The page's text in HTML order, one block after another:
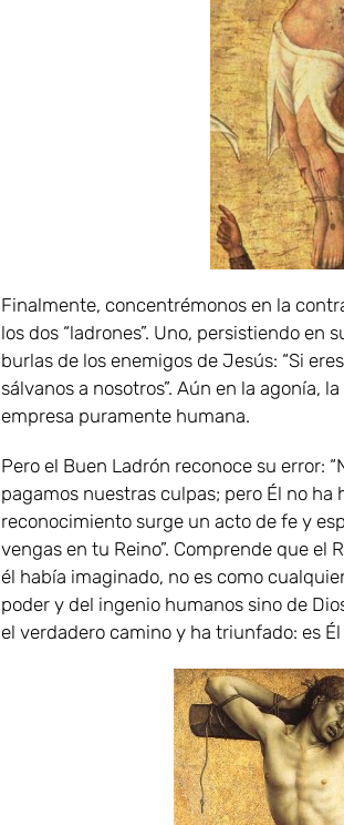
Finalmente, concentrémonos en la
los dos “ladrones”. Uno, persistiendo en
burlas de los enemigos de Jesús: “Si
sálvanos a nosotros”. Aún en la agonía,
empresa puramente humana.
Pero el Buen Ladrón reconoce su error:
pagamos nuestras culpas; pero Él no ha
reconocimiento surge un acto de fe y
vengas en tu Reino”. Comprende que el
él había imaginado, no es como
poder y del ingenio humanos sino de
el verdadero camino y ha triunfado: es